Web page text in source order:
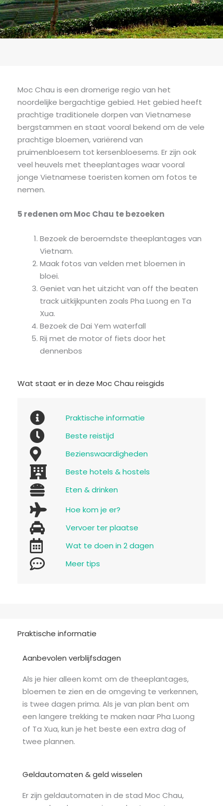
Moc Chau is een dromerige regio van het
noordelijke bergachtige gebied. Het gebied heeft
prachtige traditionele dorpen van Vietnamese
bergstammen en staat vooral bekend om de vele
prachtige bloemen, variërend van
pruimenbloesem tot kersenbloesems. Er zijn ook
veel heuvels met theeplantages waar vooral
jonge Vietnamese toeristen komen om fotos te
nemen.
5 redenen om Moc Chau te bezoeken
Bezoek de beroemdste theeplantages van
Vietnam.
Maak fotos van velden met bloemen in
bloei.
Geniet van het uitzicht van off the beaten
track uitkijkpunten zoals Pha Luong en Ta
Xua.
Bezoek de Dai Yem waterfall
Rij met de motor of fiets door het
dennenbos
Wat staat er in deze Moc Chau reisgids
Praktische informatie
Beste reistijd
Bezienswaardigheden
Beste hotels & hostels
Eten & drinken
Hoe kom je er?
Vervoer ter plaatse
Wat te doen in 2 dagen
Meer tips
Praktische informatie
Aanbevolen verblijfsdagen
Als je hier alleen komt om de theeplantages,
bloemen te zien en de omgeving te verkennen,
is twee dagen prima. Als je van plan bent om
een langere trekking te maken naar Pha Luong
of Ta Xua, kun je het beste een extra dag of
twee plannen.
Geldautomaten & geld wisselen
Er zijn geldautomaten in de stad Moc Chau,